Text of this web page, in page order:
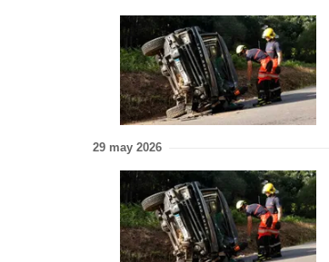
29 may 2026